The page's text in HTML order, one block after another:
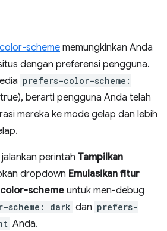
scheme memungkinkan Anda
dengan preferensi pengguna.
prefers-color-scheme:
berarti pengguna Anda telah
mereka ke mode gelap dan lebih
jalankan perintah Tampilkan
dropdown Emulasikan fitur
scheme untuk men-debug
dark dan prefers-
Anda.